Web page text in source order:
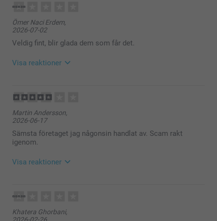
Ömer Naci Erdem,
2026-07-02
Veldig fint, blir glada dem som får det.
Visa reaktioner
12:28
Så härligt att läsa, tack för ditt fina omdöme. Det ska
vara enkelt, smart och roligt att beställa dina valda
fotoprodukter - med ett fint resultat. Vi är glada att
🩵-liga hälsningar
Martin Andersson,
2026-06-17
Sämsta företaget jag någonsin handlat av. Scam rakt
igenom.
Visa reaktioner
Khatera Ghorbani,